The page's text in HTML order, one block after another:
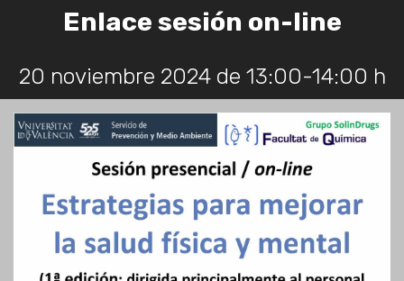
Enlace sesión on-line
20 noviembre 2024 de 13:00-14:00 h